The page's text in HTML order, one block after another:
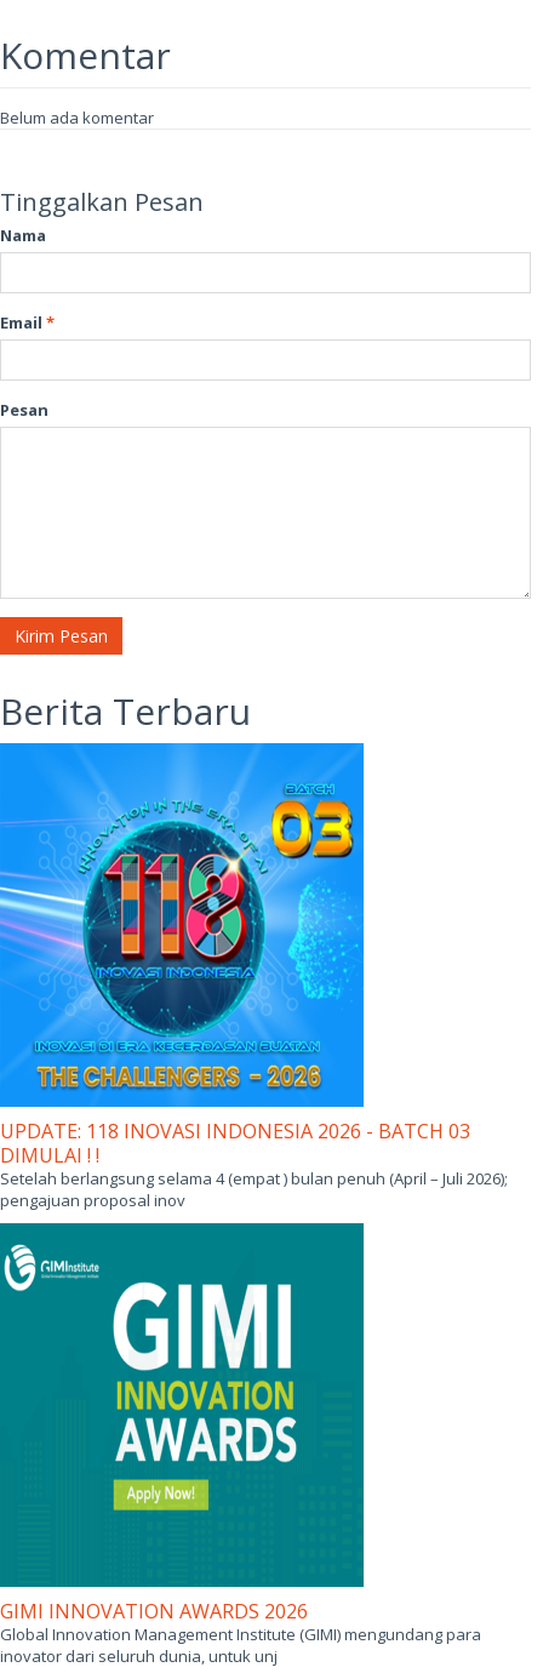
Komentar
Belum ada komentar
Tinggalkan Pesan
Nama
Email *
Pesan
Kirim Pesan
Berita Terbaru
UPDATE: 118 INOVASI INDONESIA 2026 - BATCH 03
DIMULAI ! !
Setelah berlangsung selama 4 (empat ) bulan penuh (April – Juli 2026);
pengajuan proposal inov
GIMI INNOVATION AWARDS 2026
Global Innovation Management Institute (GIMI) mengundang para
inovator dari seluruh dunia, untuk unj